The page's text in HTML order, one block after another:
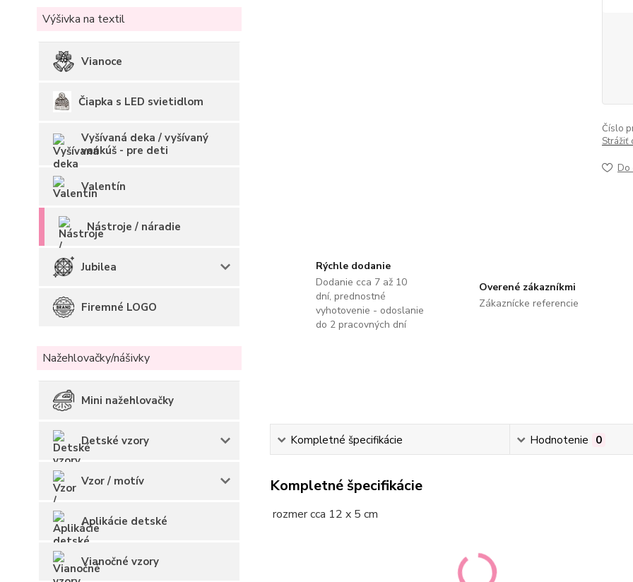
Výšivka na textil
Vianoce
Čiapka s LED svietidlom
Vyšívaná deka / vyšívaný
vankúš - pre deti
Valentín
Nástroje / náradie
Jubilea
Firemné LOGO
Nažehlovačky/nášivky
Mini nažehlovačky
Detské vzory
Vzor / motív
Aplikácie detské
Vianočné vzory
Číslo
Strážiť
Do
Rýchle dodanie
Dodanie cca 7 až 10
dní, prednostné
vyhotovenie - odoslanie
do 2 pracovných dní
Overené zákazníkmi
Zákaznícke referencie
Kompletné špecifikácie Hodnotenie 0
Kompletné špecifikácie
rozmer cca 12 x 5 cm